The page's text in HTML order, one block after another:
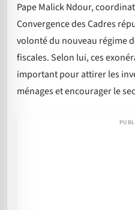
Pape Malick Ndour,
Convergence des Cadres
volonté du nouveau régime
fiscales. Selon lui, ces
important pour attirer les
ménages et encourager le